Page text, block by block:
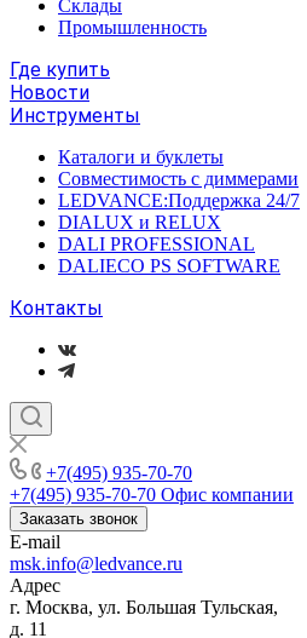
Склады
Промышленность
Где купить
Новости
Инструменты
Каталоги и буклеты
Совместимость с диммерами
LEDVANCE:Поддержка 24/7
DIALUX и RELUX
DALI PROFESSIONAL
DALIECO PS SOFTWARE
Контакты
+7(495) 935-70-70
+7(495) 935-70-70 Офис компании
Заказать звонок
E-mail
msk.info@ledvance.ru
Адрес
г. Москва, ул. Большая Тульская,
д. 11